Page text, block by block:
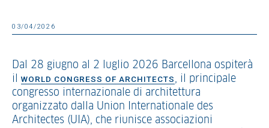
03/04/2026
Dal 28 giugno al 2 luglio 2026 Barcellona ospiterà
il WORLD CONGRESS OF ARCHITECTS, il principale
congresso internazionale di architettura
organizzato dalla Union Internationale des
Architectes (UIA), che riunisce associazioni